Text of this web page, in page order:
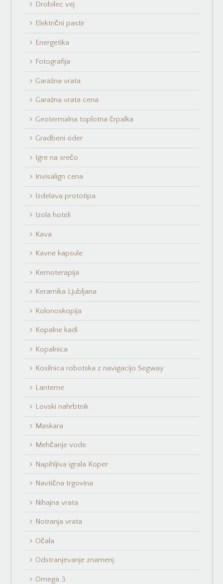
Drobilec vej
Električni pastir
Energetika
Fotografija
Garažna vrata
Garažna vrata cena
Geotermalna toplotna črpalka
Gradbeni oder
Igre na srečo
Invisalign cena
Izdelava prototipa
Izola hoteli
Kava
Kavne kapsule
Kemoterapija
Keramika Ljubljana
Kolonoskopija
Kopalne kadi
Kopalnica
Kosilnica robotska z navigacijo Segway
Lanterne
Lovski nahrbtnik
Maskara
Mehčanje vode
Napihljiva igrala Koper
Navtična trgovina
Nihajna vrata
Notranja vrata
Očala
Odstranjevanje znamenj
Omega 3